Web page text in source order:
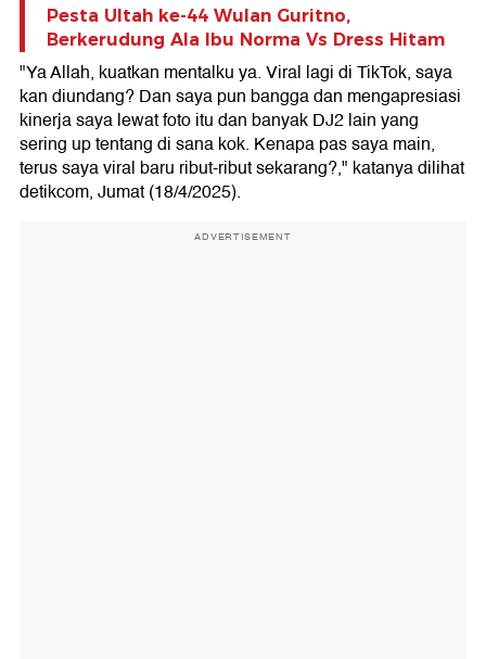
Pesta Ultah ke-44 Wulan Guritno,
Berkerudung Ala Ibu Norma Vs Dress Hitam
"Ya Allah, kuatkan mentalku ya. Viral lagi di TikTok, saya
kan diundang? Dan saya pun bangga dan mengapresiasi
kinerja saya lewat foto itu dan banyak DJ2 lain yang
sering up tentang di sana kok. Kenapa pas saya main,
terus saya viral baru ribut-ribut sekarang?," katanya dilihat
detikcom, Jumat (18/4/2025).
ADVERTISEMENT